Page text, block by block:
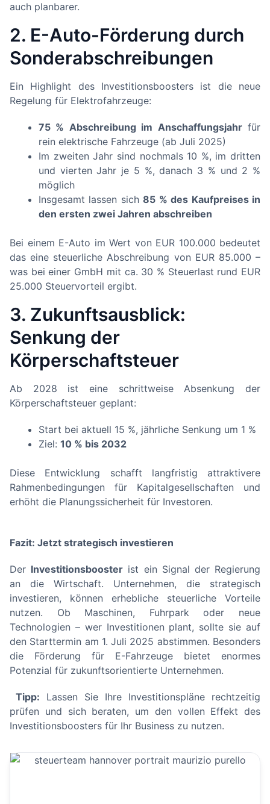
auch planbarer.
2. E-Auto-Förderung durch
Sonderabschreibungen
Ein Highlight des Investitionsboosters ist die neue
Regelung für Elektrofahrzeuge:
75 % Abschreibung im Anschaffungsjahrfür
rein elektrische Fahrzeuge (ab Juli 2025)
Im zweiten Jahr sind nochmals 10 %, im dritten
und vierten Jahr je 5 %, danach 3 % und 2 %
möglich
Insgesamt lassen sich85 % des Kaufpreises in
den ersten zwei Jahren abschreiben
Bei einem E-Auto im Wert von EUR 100.000 bedeutet
das eine steuerliche Abschreibung von EUR 85.000 –
was bei einer GmbH mit ca. 30 % Steuerlast rund EUR
25.000 Steuervorteil ergibt.
3. Zukunftsausblick:
Senkung der
Körperschaftsteuer
Ab 2028 ist eine schrittweise Absenkung der
Körperschaftsteuer geplant:
Start bei aktuell 15 %, jährliche Senkung um 1 %
Ziel: 10 % bis 2032
Diese Entwicklung schafft langfristig attraktivere
Rahmenbedingungen für Kapitalgesellschaften und
erhöht die Planungssicherheit für Investoren.
Fazit: Jetzt strategisch investieren
Der Investitionsbooster ist ein Signal der Regierung
an die Wirtschaft. Unternehmen, die strategisch
investieren, können erhebliche steuerliche Vorteile
nutzen. Ob Maschinen, Fuhrpark oder neue
Technologien – wer Investitionen plant, sollte sie auf
den Starttermin am 1. Juli 2025 abstimmen. Besonders
die Förderung für E-Fahrzeuge bietet enormes
Potenzial für zukunftsorientierte Unternehmen.
Tipp: Lassen Sie Ihre Investitionspläne rechtzeitig
prüfen und sich beraten, um den vollen Effekt des
Investitionsboosters für Ihr Business zu nutzen.